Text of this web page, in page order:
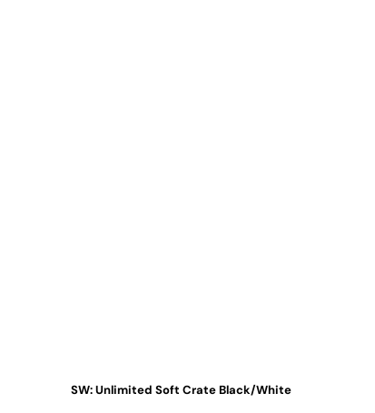
SW: Unlimited Soft Crate Black/White